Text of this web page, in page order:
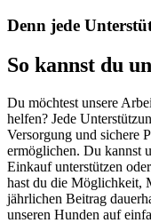
Denn jede
So kannst du
Du möchtest unsere
helfen? Jede
Versorgung und sichere
ermöglichen. Du kannst
Einkauf unterstützen
hast du die Möglichkeit,
jährlichen Beitrag
unseren Hunden auf